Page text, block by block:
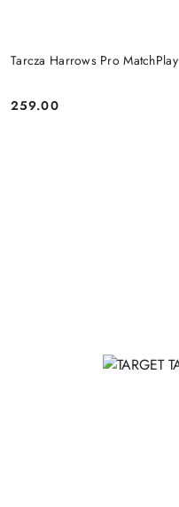
Tarcza Harrows Pro MatchPlay
Cena:
259.00